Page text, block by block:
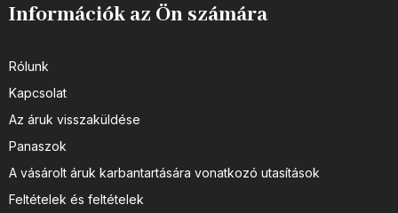
Információk az Ön számára
Rólunk
Kapcsolat
Az áruk visszaküldése
Panaszok
A vásárolt áruk karbantartására vonatkozó utasítások
Feltételek és feltételek